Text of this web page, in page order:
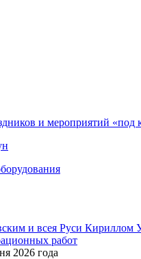
и мероприятий «под
и всея Руси Кириллом
работ
2026 года